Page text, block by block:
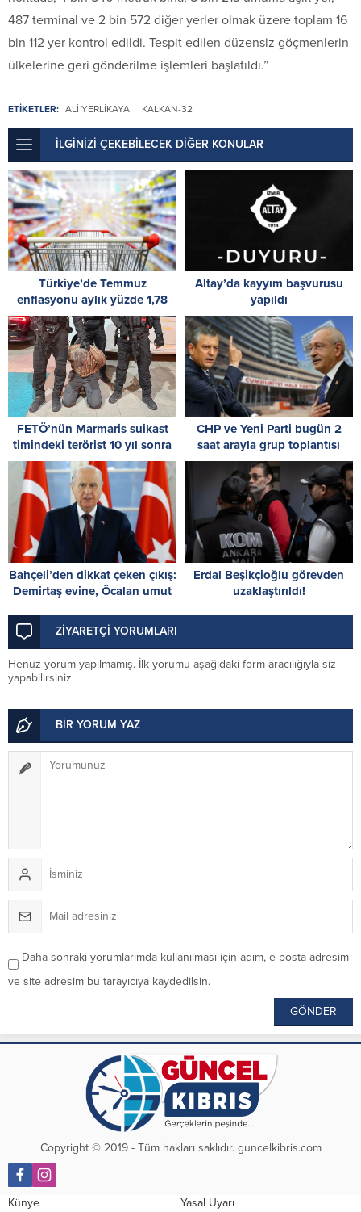
487 terminal ve 2 bin 572 diğer yerler olmak üzere toplam 16
bin 112 yer kontrol edildi. Tespit edilen düzensiz göçmenlerin
ülkelerine geri gönderilme işlemleri başlatıldı.”
ETİKETLER: ALI YERLIKAYA KALKAN-32
İLGİNİZİ ÇEKEBİLECEK DİĞER KONULAR
Türkiye’de Temmuz
enflasyonu aylık yüzde 1,78
oldu
Altay’da kayyım başvurusu
yapıldı
FETÖ’nün Marmaris suikast
timindeki terörist 10 yıl sonra
yakalandı
CHP ve Yeni Parti bugün 2
saat arayla grup toplantısı
yapacak: Gözler Kılıçdaroğlu
ve Özel’de
Bahçeli’den dikkat çeken çıkış:
Demirtaş evine, Öcalan umut
Erdal Beşikçioğlu görevden
uzaklaştırıldı!
ZİYARETÇİ YORUMLARI
Henüz yorum yapılmamış. İlk yorumu aşağıdaki form aracılığıyla siz
yapabilirsiniz.
BİR YORUM YAZ
Daha sonraki yorumlarımda kullanılması için adım, e-posta adresim
ve site adresim bu tarayıcıya kaydedilsin.
Copyright © 2019 - Tüm hakları saklıdır. guncelkibris.com
Künye Yasal Uyarı